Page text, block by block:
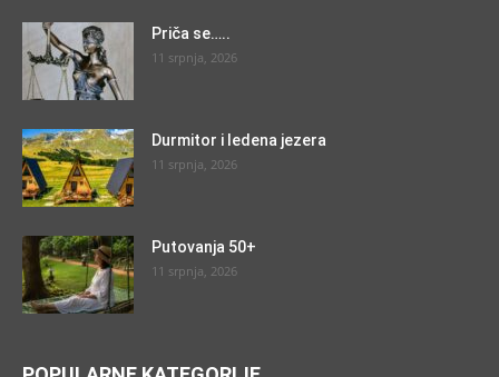
Priča se…..
11 srpnja, 2026
Durmitor i ledena jezera
11 srpnja, 2026
Putovanja 50+
11 srpnja, 2026